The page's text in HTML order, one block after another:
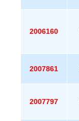
2006160
2007861
2007797